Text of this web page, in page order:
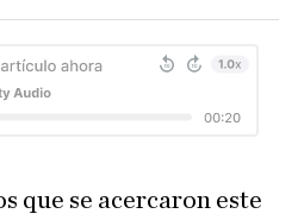
que se acercaron este